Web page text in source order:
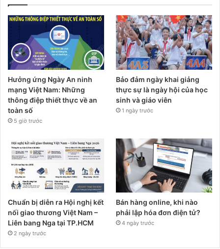
Hưởng ứng Ngày An ninh
mạng Việt Nam: Những
thông điệp thiết thực về an
toàn số
5 giờ trước
Bảo đảm ngày khai giảng
thực sự là ngày hội của học
sinh và giáo viên
1 ngày trước
Chuẩn bị diễn ra Hội nghị kết
nối giao thương Việt Nam –
Liên bang Nga tại TP.HCM
2 ngày trước
Bán hàng online, khi nào
phải lập hóa đơn điện tử?
4 ngày trước